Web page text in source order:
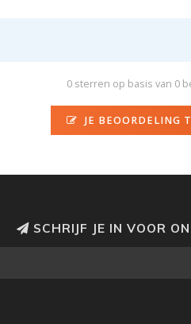
0 sterren op basis van 0
JE BEOORDELING
SCHRIJF JE IN VOOR